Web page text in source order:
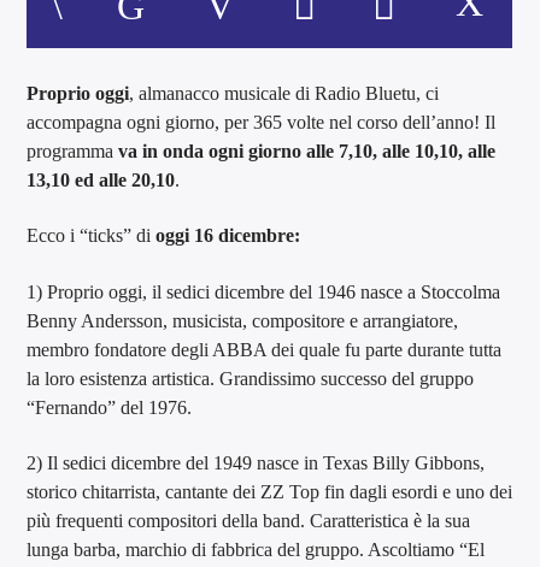
Proprio oggi, almanacco musicale di Radio Bluetu, ci
accompagna ogni giorno, per 365 volte nel corso dell’anno! Il
programma va in onda ogni giorno alle 7,10, alle 10,10, alle
13,10 ed alle 20,10.
Ecco i “ticks” dioggi 16 dicembre:
1) Proprio oggi, il sedici dicembre del 1946 nasce a Stoccolma
Benny Andersson, musicista, compositore e arrangiatore,
membro fondatore degli ABBA dei quale fu parte durante tutta
la loro esistenza artistica. Grandissimo successo del gruppo
“Fernando” del 1976.
2) Il sedici dicembre del 1949 nasce in Texas Billy Gibbons,
storico chitarrista, cantante dei ZZ Top fin dagli esordi e uno dei
più frequenti compositori della band. Caratteristica è la sua
lunga barba, marchio di fabbrica del gruppo. Ascoltiamo “El